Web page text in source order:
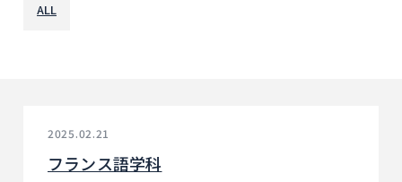
ALL
2025.02.21
フランス語学科